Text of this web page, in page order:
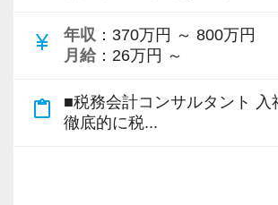
監査担当（30件前後） ＋ 生損
て顧問先全体の生損保の見直し、
監査担当（25件前後） ＋ 得意
currency_yen 年収 ：370万円 ～ 800万円
月給 ：26万円 ～
content_paste
■税務会計コンサルタント 入
徹底的に税...